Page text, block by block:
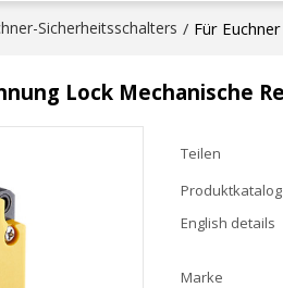
Sicherheitsschalters / Für
Lock Mechanische
Teilen
Produktkatalog
English details
Marke